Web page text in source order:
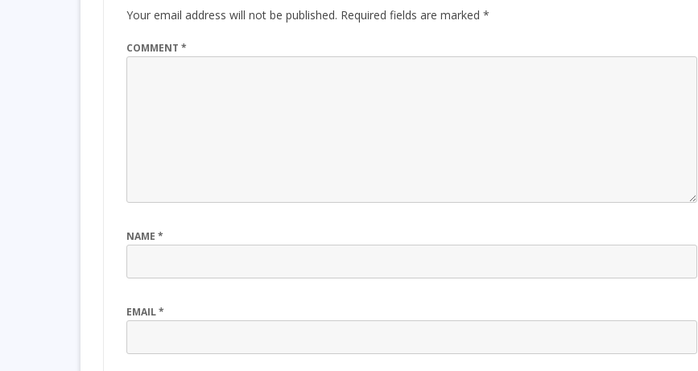
Your email address will not be published. Required fields are marked *
COMMENT *
NAME *
EMAIL*